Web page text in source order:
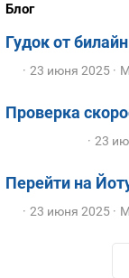
Блог
Гудок от билайн
23 июня 2025
Проверка
23
Перейти на
23 июня 2025